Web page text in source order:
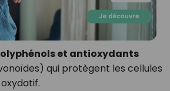
et antioxydants
qui protègent les cellules